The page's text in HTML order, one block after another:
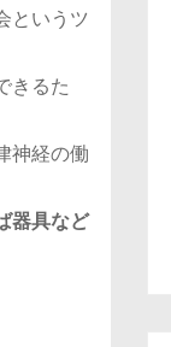
というツ
きるた
神経の働
器具など